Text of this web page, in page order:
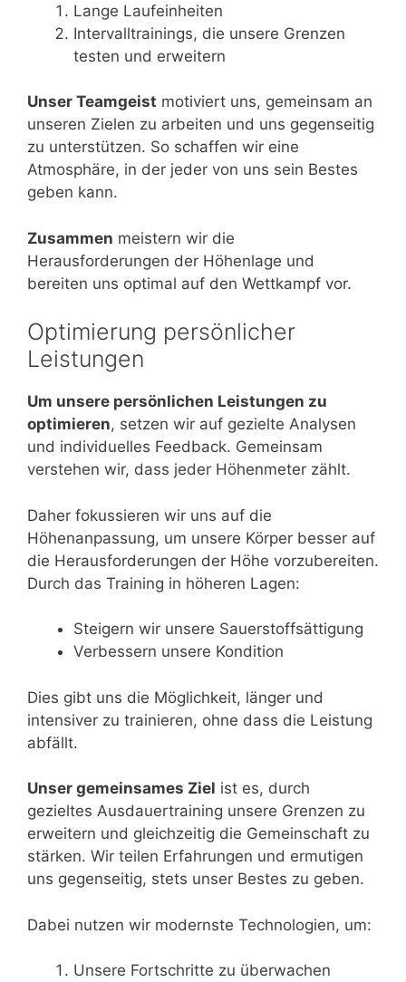
Lange Laufeinheiten
Intervalltrainings, die unsere Grenzen
testen und erweitern
Unser Teamgeist motiviert uns, gemeinsam an
unseren Zielen zu arbeiten und uns gegenseitig
zu unterstützen. So schaffen wir eine
Atmosphäre, in der jeder von uns sein Bestes
geben kann.
Zusammen meistern wir die
Herausforderungen der Höhenlage und
bereiten uns optimal auf den Wettkampf vor.
Optimierung persönlicher
Leistungen
Um unsere persönlichen Leistungen zu
optimieren, setzen wir auf gezielte Analysen
und individuelles Feedback. Gemeinsam
verstehen wir, dass jeder Höhenmeter zählt.
Daher fokussieren wir uns auf die
Höhenanpassung, um unsere Körper besser auf
die Herausforderungen der Höhe vorzubereiten.
Durch das Training in höheren Lagen:
Steigern wir unsere Sauerstoffsättigung
Verbessern unsere Kondition
Dies gibt uns die Möglichkeit, länger und
intensiver zu trainieren, ohne dass die Leistung
abfällt.
Unser gemeinsames Ziel ist es, durch
gezieltes Ausdauertraining unsere Grenzen zu
erweitern und gleichzeitig die Gemeinschaft zu
stärken. Wir teilen Erfahrungen und ermutigen
uns gegenseitig, stets unser Bestes zu geben.
Dabei nutzen wir modernste Technologien, um:
Unsere Fortschritte zu überwachen